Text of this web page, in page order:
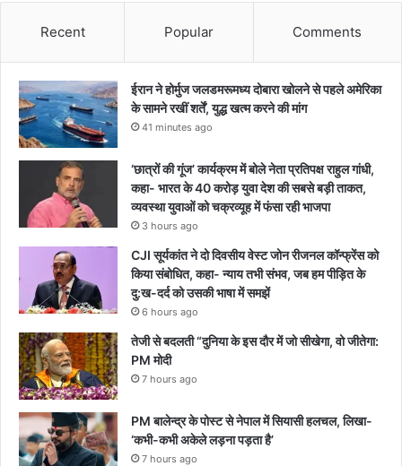
Recent Popular Comments
ईरान ने होर्मुज जलडमरूमध्य दोबारा खोलने से पहले अमेरिका
के सामने रखीं शर्तें, युद्ध खत्म करने की मांग
41 minutes ago
‘छात्रों की गूंज’ कार्यक्रम में बोले नेता प्रतिपक्ष राहुल गांधी,
कहा- भारत के 40 करोड़ युवा देश की सबसे बड़ी ताकत,
व्यवस्था युवाओं को चक्रव्यूह में फंसा रही भाजपा
3 hours ago
CJI सूर्यकांत ने दो दिवसीय वेस्ट जोन रीजनल कॉन्फ्रेंस को
किया संबोधित, कहा- न्याय तभी संभव, जब हम पीड़ित के
दु:ख-दर्द को उसकी भाषा में समझें
6 hours ago
तेजी से बदलती “दुनिया के इस दौर में जो सीखेगा, वो जीतेगा:
PM मोदी
7 hours ago
PM बालेन्द्र के पोस्ट से नेपाल में सियासी हलचल, लिखा-
‘कभी-कभी अकेले लड़ना पड़ता है’
7 hours ago